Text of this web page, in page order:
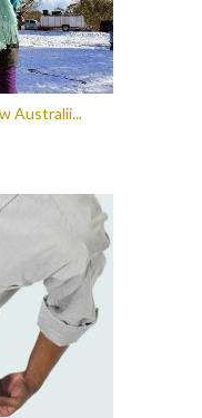
Australii...